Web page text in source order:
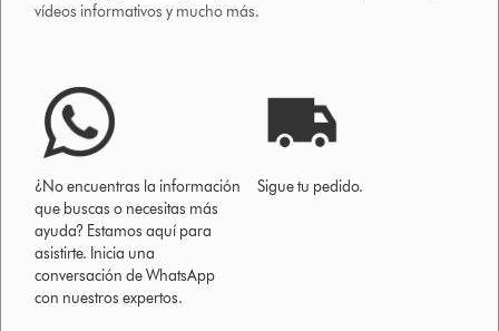
vídeos informativos y mucho más.
¿No encuentras la información
que buscas o necesitas más
ayuda? Estamos aquí para
asistirte. Inicia una
conversación de WhatsApp
con nuestros expertos.
Sigue tu pedido.